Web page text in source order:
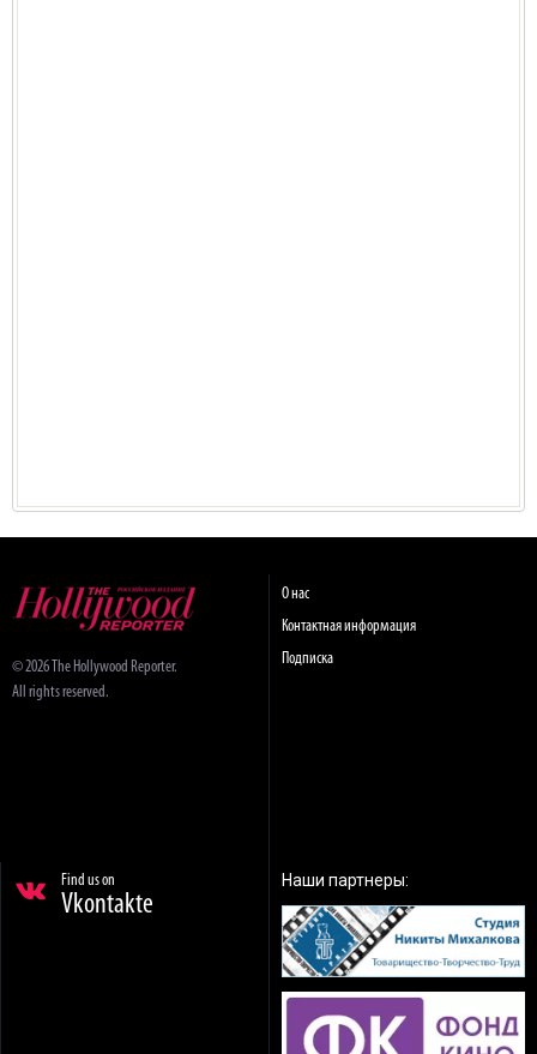
© 2026 The Hollywood Reporter.
All rights reserved.
О нас
Контактная информация
Подписка
Find us on
Vkontakte
Наши партнеры: